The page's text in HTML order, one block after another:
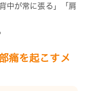
中が常に張る」「肩
痛を起こすメ